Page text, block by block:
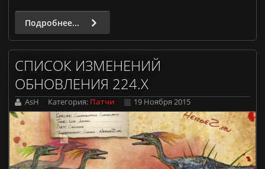
Подробнее...
СПИСОК ИЗМЕНЕНИЙ
ОБНОВЛЕНИЯ 224.X
AsH Категория: Патчи 19 Ноября 2015